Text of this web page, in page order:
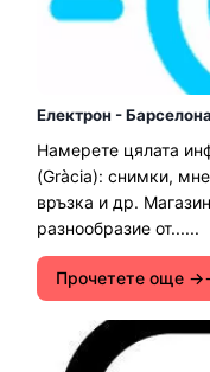
Електрон -
Намерете цялата
(Gràcia): снимки,
връзка и др.
разнообразие от......
Прочетете още →